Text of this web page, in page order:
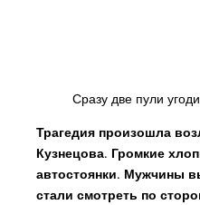
Сразу две пули
Трагедия произошла
Кузнецова. Громкие
автостоянки. Мужчины
стали смотреть по